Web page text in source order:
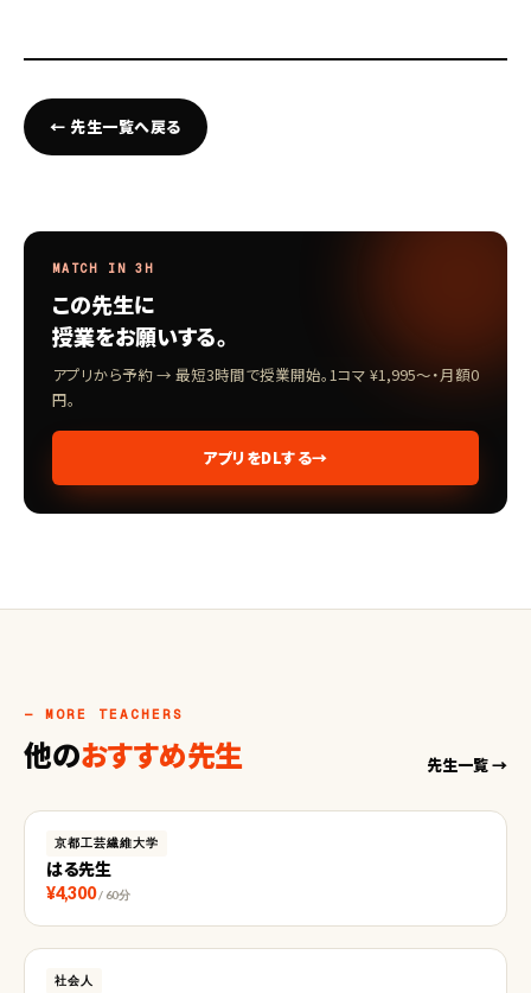
← 先生一覧へ戻る
MATCH IN 3H
この先生に
授業をお願いする。
アプリから予約 → 最短3時間で授業開始。1コマ ¥1,995〜・月額0
円。
アプリをDLする→
— MORE TEACHERS
他のおすすめ先生 先生一覧 →
京都工芸繊維大学
はる先生
¥4,300 / 60分
社会人